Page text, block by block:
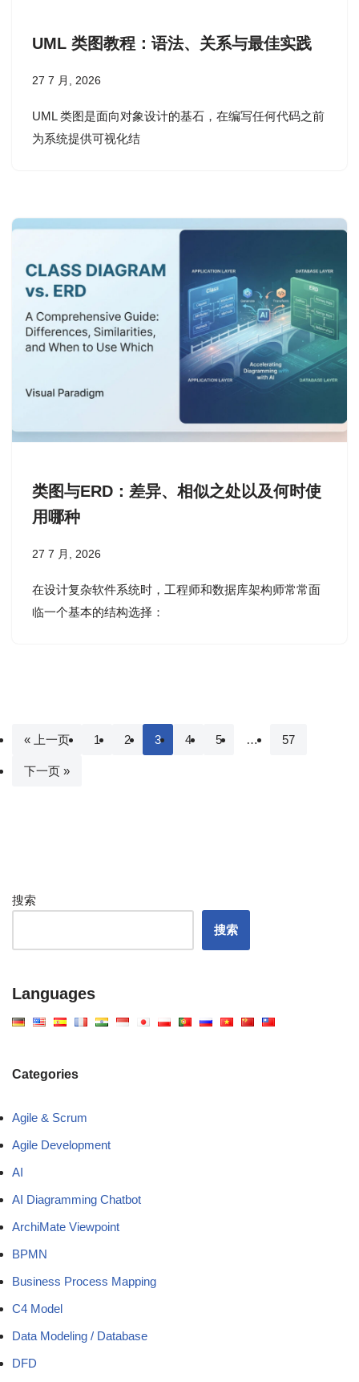
UML 类图教程：语法、关系与最佳实践
27 7 月, 2026
UML 类图是面向对象设计的基石，在编写任何代码之前
为系统提供可视化结
类图与ERD：差异、相似之处以及何时使
用哪种
27 7 月, 2026
在设计复杂软件系统时，工程师和数据库架构师常常面
临一个基本的结构选择：
« 上一页 1 2 3 4 5 … 57
下一页 »
搜索
搜索
Languages
Categories
Agile & Scrum
Agile Development
AI
AI Diagramming Chatbot
ArchiMate Viewpoint
BPMN
Business Process Mapping
C4 Model
Data Modeling / Database
DFD